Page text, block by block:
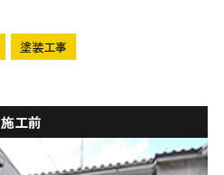
塗装工事
施工前